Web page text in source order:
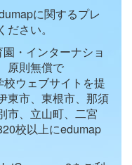
に関するプレ
ださい。
・インターナショ
原則無償で
ウェブサイトを提
東市、東根市、那須
市、立山町、二宮
校以上にedumap